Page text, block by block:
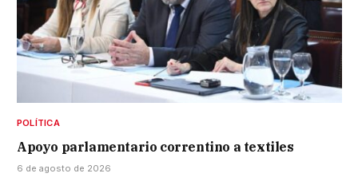
POLÍTICA
Apoyo parlamentario correntino a textiles
6 de agosto de 2026